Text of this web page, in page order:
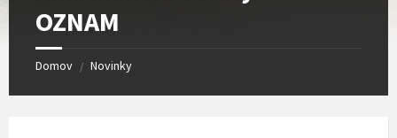
OZNAM
Domov / Novinky